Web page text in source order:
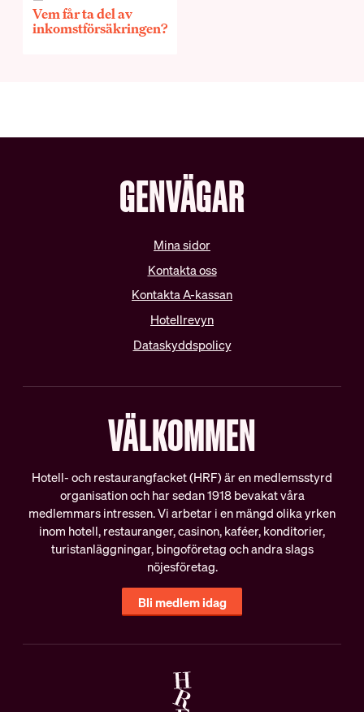
Internationella samarbeten
Vem får ta del av
inkomstförsäkringen?
GENVÄGAR
Mina sidor
Kontakta oss
Kontakta A-kassan
Hotellrevyn
Dataskyddspolicy
VÄLKOMMEN
Hotell- och restaurangfacket (HRF) är en medlemsstyrd
organisation och har sedan 1918 bevakat våra
medlemmars intressen. Vi arbetar i en mängd olika yrken
inom hotell, restauranger, casinon, kaféer, konditorier,
turistanläggningar, bingoföretag och andra slags
nöjesföretag.
Bli medlem idag